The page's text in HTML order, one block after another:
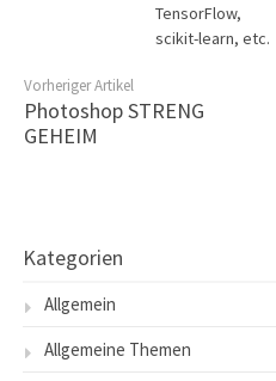
TensorFlow,
scikit-learn, etc.
Vorheriger Artikel
Photoshop STRENG
GEHEIM
Kategorien
Allgemein
Allgemeine Themen